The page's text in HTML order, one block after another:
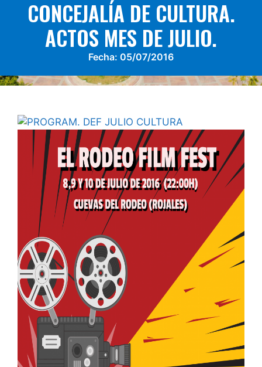
CONCEJALÍA DE CULTURA.
ACTOS MES DE JULIO.
Fecha: 05/07/2016